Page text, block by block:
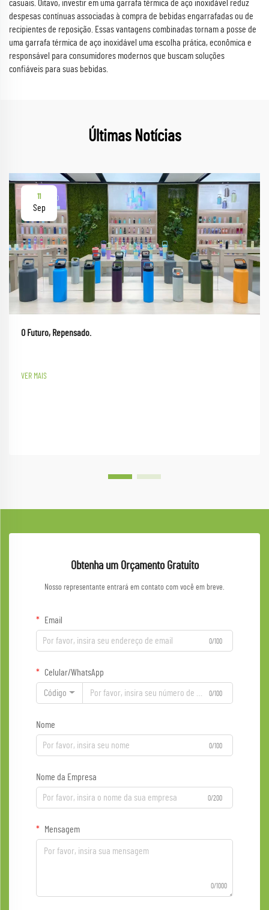
casuais. Oitavo, investir em uma garrafa térmica de aço inoxidável reduz
despesas contínuas associadas à compra de bebidas engarrafadas ou de
recipientes de reposição. Essas vantagens combinadas tornam a posse de
uma garrafa térmica de aço inoxidável uma escolha prática, econômica e
responsável para consumidores modernos que buscam soluções
confiáveis para suas bebidas.
Últimas Notícias
11
Sep
O Futuro, Repensado.
VER MAIS
Obtenha um Orçamento Gratuito
Nosso representante entrará em contato com você em breve.
Email
0/100
Celular/WhatsApp
Código 0/100
Nome
0/100
Nome da Empresa
0/200
Mensagem
0/1000